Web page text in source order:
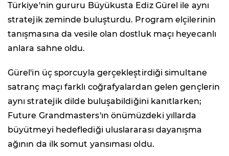
Türkiye'nin gururu Büyükusta Ediz Gürel ile aynı
stratejik zeminde buluşturdu. Program elçilerinin
tanışmasına da vesile olan dostluk maçı heyecanlı
anlara sahne oldu.
Gürel'in üç sporcuyla gerçekleştirdiği simultane
satranç maçı farklı coğrafyalardan gelen gençlerin
aynı stratejik dilde buluşabildiğini kanıtlarken;
Future Grandmasters'ın önümüzdeki yıllarda
büyütmeyi hedeflediği uluslararası dayanışma
ağının da ilk somut yansıması oldu.